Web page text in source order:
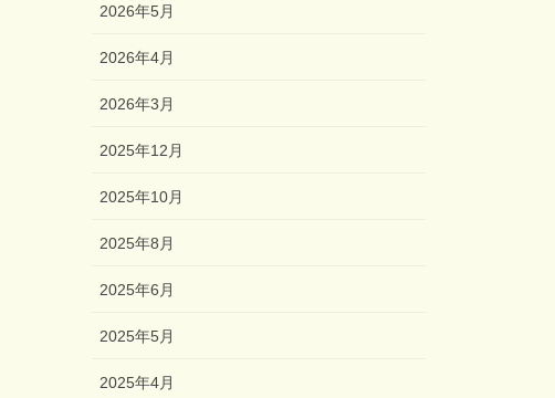
2026年5月
2026年4月
2026年3月
2025年12月
2025年10月
2025年8月
2025年6月
2025年5月
2025年4月